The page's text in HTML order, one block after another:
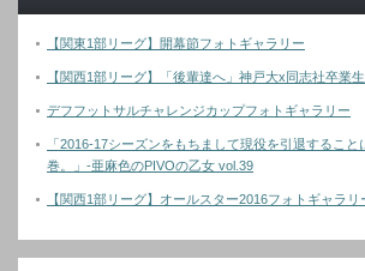
【関東1部リーグ】開幕節フォトギャラリー
【関西1部リーグ】「後輩達へ」神戸大x同志社卒業
デフフットサルチャレンジカップフォトギャラリー
「2016-17シーズンをもちまして現役を引退するこ
巻。」-亜麻色のPIVOの乙女 vol.39
【関西1部リーグ】オールスター2016フォトギャラリ